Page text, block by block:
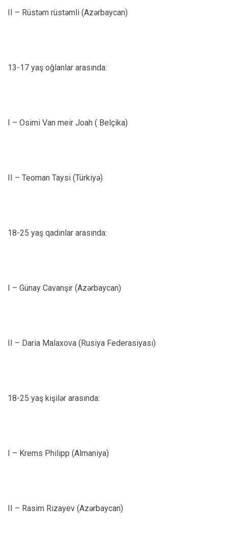
II – Rüstəm rüstəmli (Azərbaycan)
13-17 yaş oğlanlar arasında:
I – Osimi Van meir Joah ( Belçika)
II – Teoman Taysi (Türkiyə)
18-25 yaş qadınlar arasında:
I – Günay Cavanşir (Azərbaycan)
II – Daria Malaxova (Rusiya Federasiyası)
18-25 yaş kişilər arasında:
I – Krems Philipp (Almaniya)
II – Rasim Rızayev (Azərbaycan)